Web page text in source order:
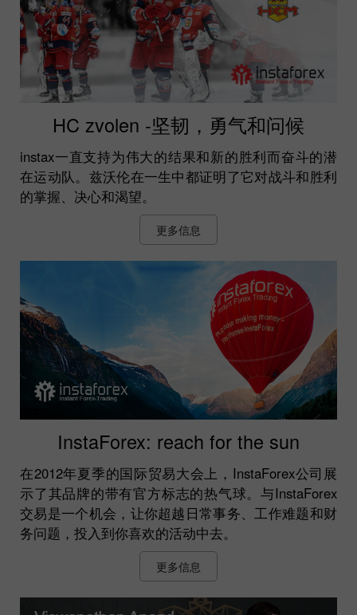
HC zvolen -坚韧，勇气和问候
instax一直支持为伟大的结果和新的胜利而奋斗的潜
在运动队。兹沃伦在一生中都证明了它对战斗和胜利
的掌握、决心和渴望。
更多信息
InstaForex: reach for the sun
在2012年夏季的国际贸易大会上，InstaForex公司展
示了其品牌的带有官方标志的热气球。与InstaForex
交易是一个机会，让你超越日常事务、工作难题和财
务问题，投入到你喜欢的活动中去。
更多信息